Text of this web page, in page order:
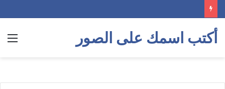
أكتب اسمك على الصور